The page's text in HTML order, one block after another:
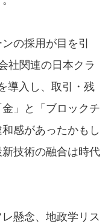
の採用が目を引
社関連の日本クラ
導入し、取引・残
」と「ブロックチ
感があったかもし
技術の融合は時代
懸念、地政学リス